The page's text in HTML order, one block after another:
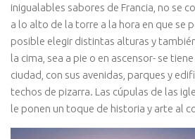
inigualables sabores de Francia, no se
a lo alto de la torre a la hora en que se
posible elegir distintas alturas y
la cima, sea a pie o en ascensor- se
ciudad, con sus avenidas, parques y
techos de pizarra. Las cúpulas de las
le ponen un toque de historia y arte al